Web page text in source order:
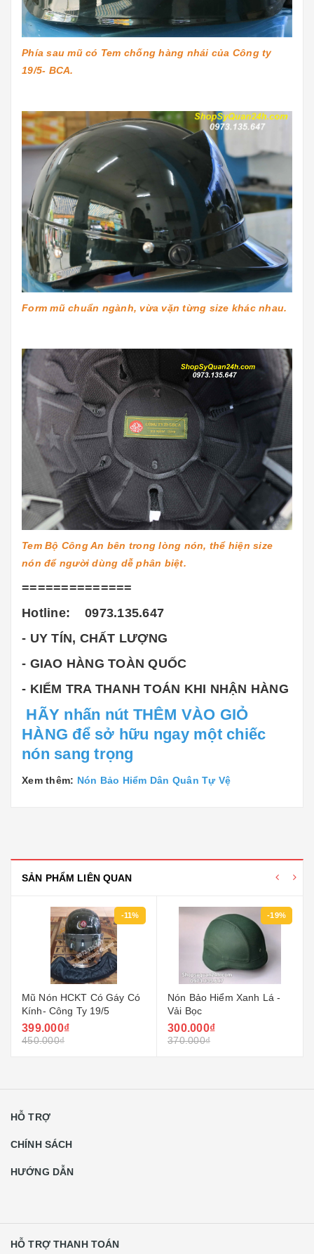
Phía sau mũ có Tem chống hàng nhái của Công ty
19/5- BCA.
Form mũ chuẩn ngành, vừa vặn từng size khác nhau.
Tem Bộ Công An bên trong lòng nón, thể hiện size
nón để người dùng dễ phân biệt.
==============
Hotline: 0973.135.647
- UY TÍN, CHẤT LƯỢNG
- GIAO HÀNG TOÀN QUỐC
- KIỂM TRA THANH TOÁN KHI NHẬN HÀNG
HÃY nhấn nút THÊM VÀO GIỎ
HÀNG để sở hữu ngay một chiếc
nón sang trọng
Xem thêm: Nón Bảo Hiểm Dân Quân Tự Vệ
SẢN PHẨM LIÊN QUAN
-11%
Mũ Nón HCKT Có Gáy Có
Kính- Công Ty 19/5
399.000₫
450.000₫
-19%
Nón Bảo Hiểm Xanh Lá -
Vải Bọc
300.000₫
370.000₫
HỖ TRỢ
CHÍNH SÁCH
HƯỚNG DẪN
HỖ TRỢ THANH TOÁN